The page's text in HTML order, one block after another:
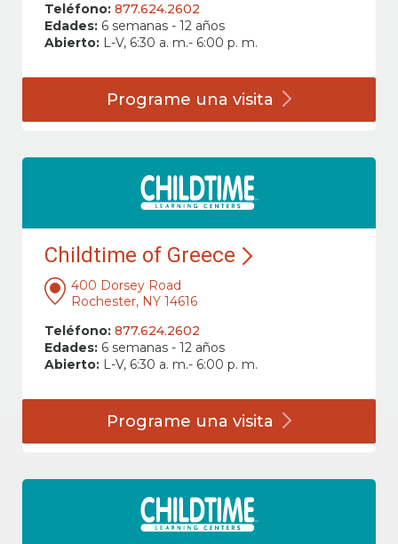
Teléfono: 877.624.2602
Edades: 6 semanas - 12 años
Abierto: L-V, 6:30 a. m.- 6:00 p. m.
Programe una visita
Childtime of Greece
400 Dorsey Road
Rochester, NY 14616
Teléfono: 877.624.2602
Edades: 6 semanas - 12 años
Abierto: L-V, 6:30 a. m.- 6:00 p. m.
Programe una visita